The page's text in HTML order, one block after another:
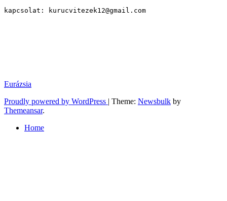
kapcsolat: kurucvitezek12@gmail.com
Eurázsia
Proudly powered by WordPress | Theme: Newsbulk by
Themeansar.
Home